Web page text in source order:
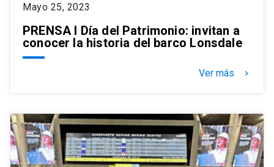
Mayo 25, 2023
PRENSA I Día del Patrimonio: invitan a
conocer la historia del barco Lonsdale
Ver más keyboard_arrow_right